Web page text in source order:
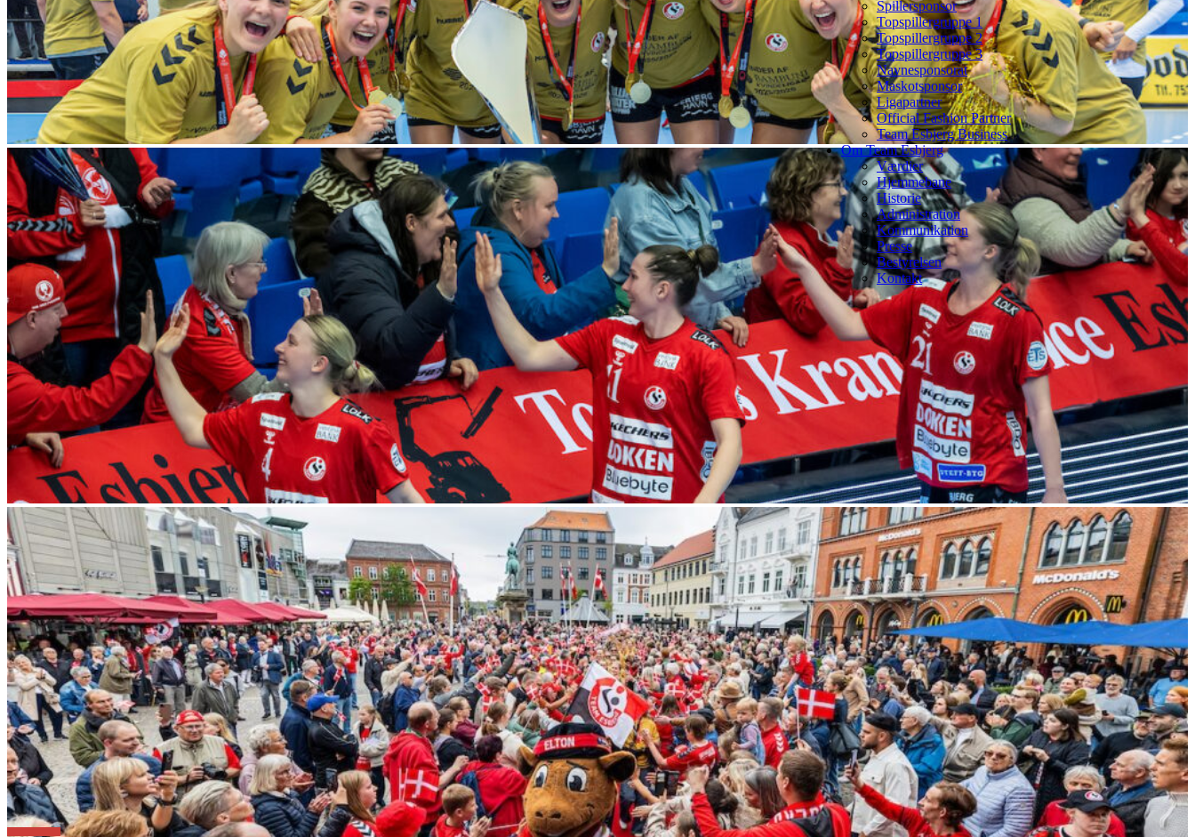
Spillersponsor
Topspillergruppe 1
Topspillergruppe 2
Topspillergruppe 3
Navnesponsorat
Maskotsponsor
Ligapartner
Official Fashion Partner
Team Esbjerg Business
Om Team Esbjerg
Værdier
Hjemmebane
Historie
Administration
Kommunikation
Presse
Bestyrelsen
Kontakt